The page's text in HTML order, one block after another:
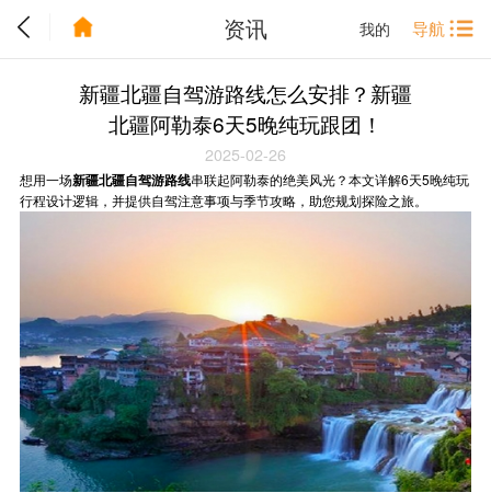
我的 导航
资讯
新疆北疆自驾游路线怎么安排？新疆
北疆阿勒泰6天5晚纯玩跟团！
2025-02-26
想用一场新疆北疆自驾游路线串联起阿勒泰的绝美风光？本文详解6天5晚纯玩
行程设计逻辑，并提供自驾注意事项与季节攻略，助您规划探险之旅。